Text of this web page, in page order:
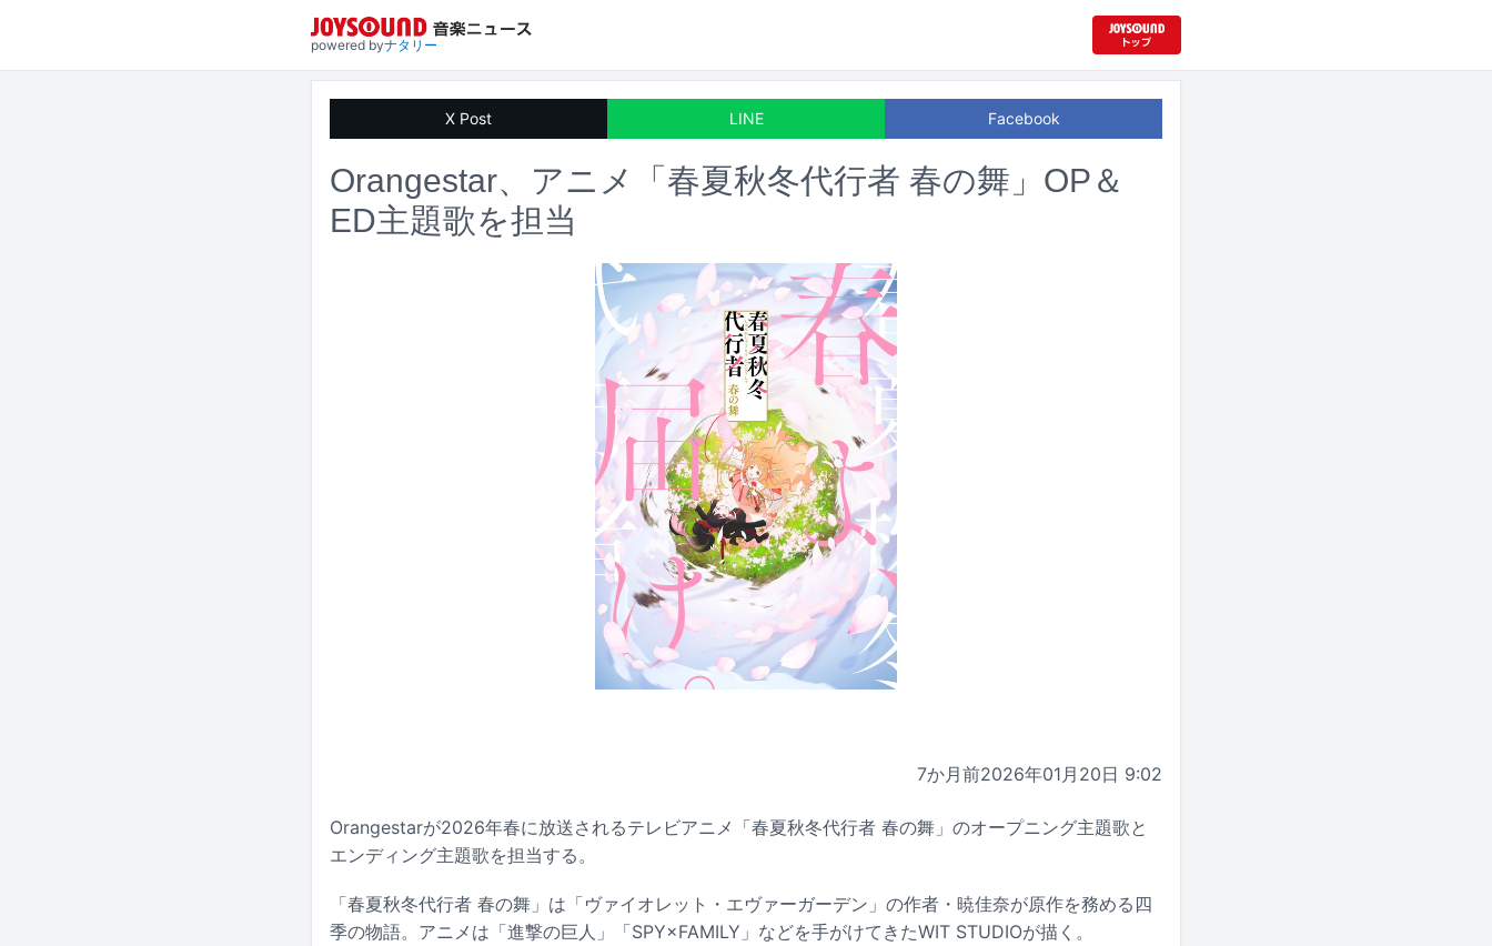
powered byナタリー
X Post LINE Facebook
Orangestar、アニメ「春夏秋冬代行者 春の舞」OP＆
ED主題歌を担当
7か月前2026年01月20日 9:02
Orangestarが2026年春に放送されるテレビアニメ「春夏秋冬代行者 春の舞」のオープニング主題歌と
エンディング主題歌を担当する。
「春夏秋冬代行者 春の舞」は「ヴァイオレット・エヴァーガーデン」の作者・暁佳奈が原作を務める四
季の物語。アニメは「進撃の巨人」「SPY×FAMILY」などを手がけてきたWIT STUDIOが描く。